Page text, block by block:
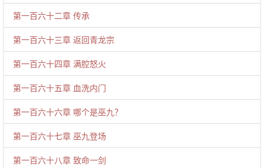
第一百六十二章 传承
第一百六十三章 返回青龙宗
第一百六十四章 满腔怒火
第一百六十五章 血洗内门
第一百六十六章 哪个是巫九？
第一百六十七章 巫九登场
第一百六十八章 致命一剑